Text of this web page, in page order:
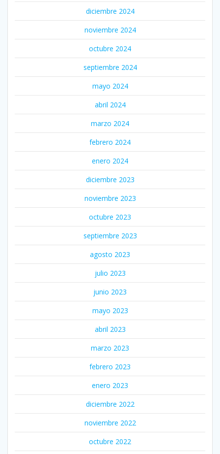
diciembre 2024
noviembre 2024
octubre 2024
septiembre 2024
mayo 2024
abril 2024
marzo 2024
febrero 2024
enero 2024
diciembre 2023
noviembre 2023
octubre 2023
septiembre 2023
agosto 2023
julio 2023
junio 2023
mayo 2023
abril 2023
marzo 2023
febrero 2023
enero 2023
diciembre 2022
noviembre 2022
octubre 2022